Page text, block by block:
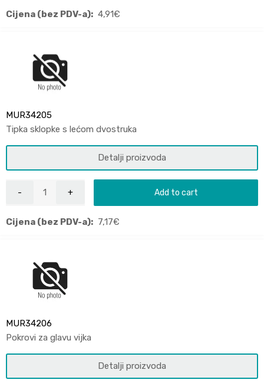
Cijena (bez PDV-a): 4,91€
MUR34205
Tipka sklopke s lećom dvostruka
Detalji proizvoda
Add to cart
Cijena (bez PDV-a): 7,17€
MUR34206
Pokrovi za glavu vijka
Detalji proizvoda